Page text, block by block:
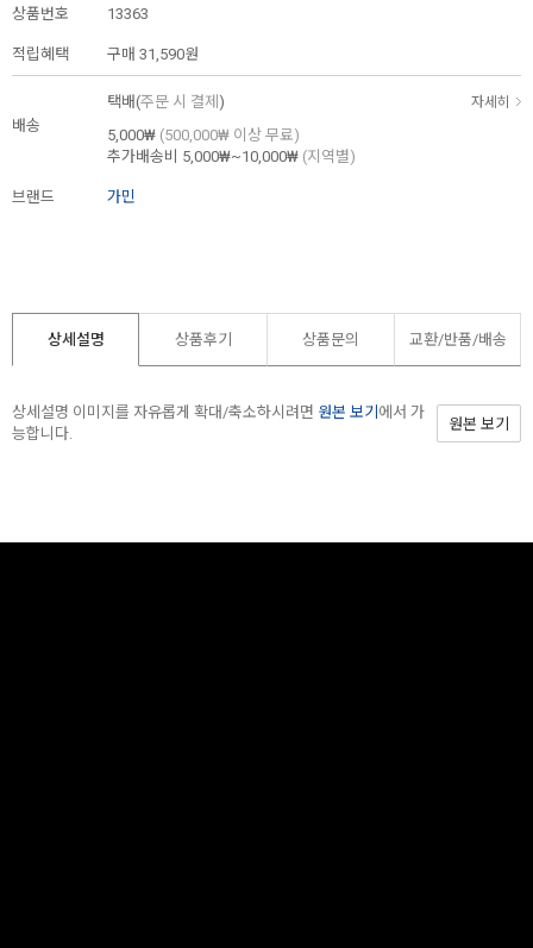
상품번호 13363
적립혜택 구매 31,590원
배송
택배(주문 시 결제 ) 자세히
5,000₩ (500,000₩ 이상 무료)
추가배송비
5,000₩~10,000₩ (지역별)
브랜드 가민
상세설명 상품후기 상품문의 교환/반품/배송
상세설명 이미지를 자유롭게 확대/축소하시려면 원본 보기 에서 가
능합니다.
원본 보기